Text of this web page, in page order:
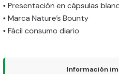
• Presentación en cápsulas
• Marca Nature’s Bounty
• Fácil consumo diario
Información